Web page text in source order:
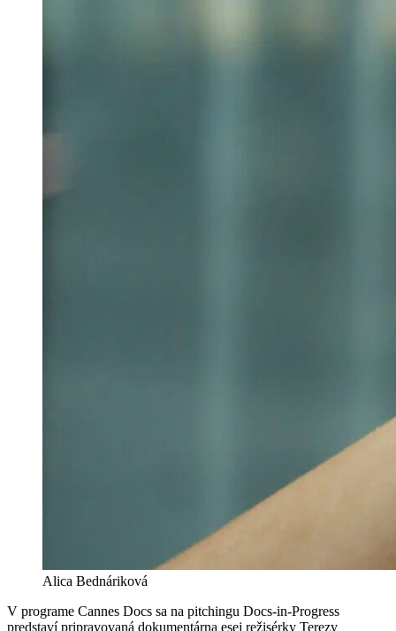
Alica Bednáriková
V programe Cannes Docs sa na pitchingu Docs-in-Progress
predstaví pripravovaná dokumentárna esej režisérky Terezy